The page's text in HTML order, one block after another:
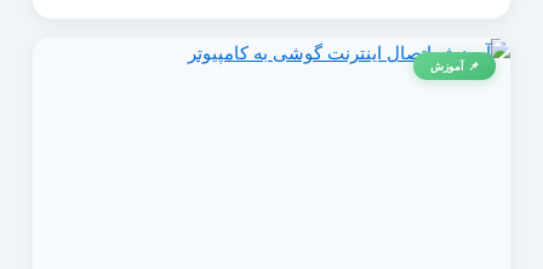
📌 آموزش